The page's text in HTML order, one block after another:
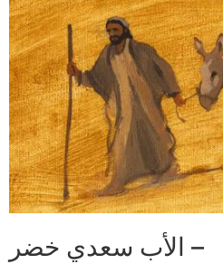
الأب سعدي خضر –